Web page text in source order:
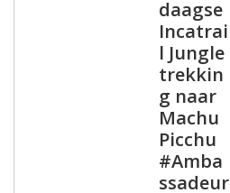
daagse
Incatrai
l Jungle
trekkin
g naar
Machu
Picchu
#Amba
ssadeur